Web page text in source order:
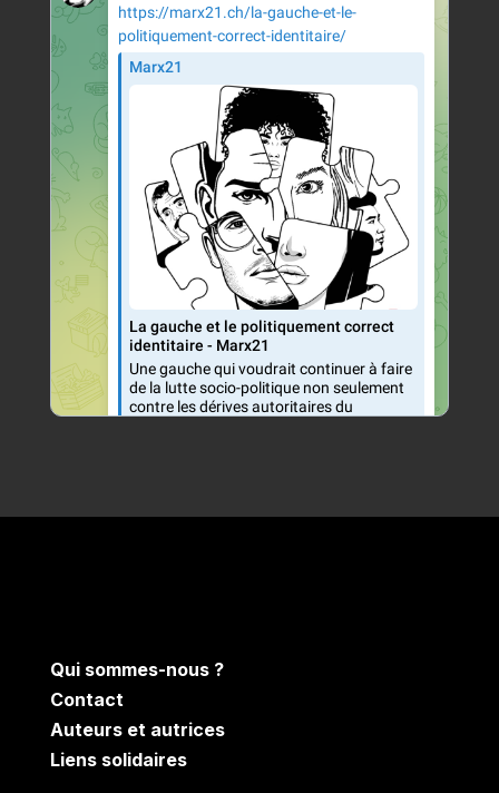
Qui sommes-nous ?
Contact
Auteurs et autrices
Liens solidaires